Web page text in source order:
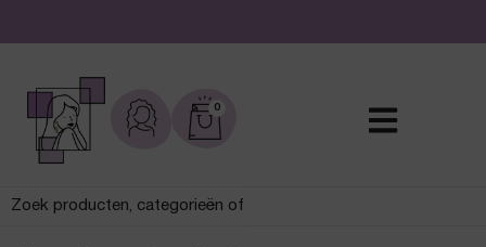
De leukste sieraden online en in de winkel
0